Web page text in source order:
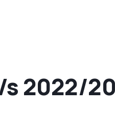
2022/